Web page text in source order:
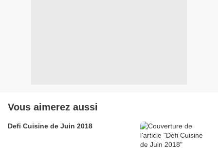
Vous aimerez aussi
Defi Cuisine de Juin 2018